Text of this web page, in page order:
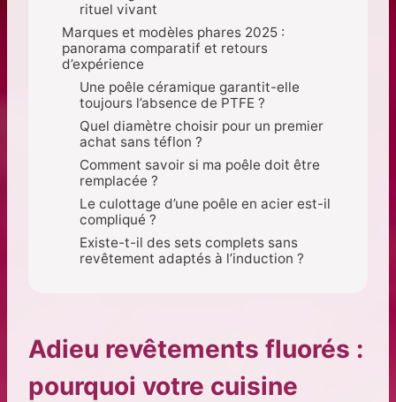
rituel vivant
Marques et modèles phares 2025 :
panorama comparatif et retours
d’expérience
Une poêle céramique garantit-elle
toujours l’absence de PTFE ?
Quel diamètre choisir pour un premier
achat sans téflon ?
Comment savoir si ma poêle doit être
remplacée ?
Le culottage d’une poêle en acier est-il
compliqué ?
Existe-t-il des sets complets sans
revêtement adaptés à l’induction ?
Adieu revêtements fluorés :
pourquoi votre cuisine